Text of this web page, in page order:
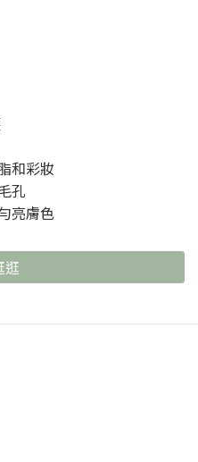
和彩妝
孔
亮膚色
逛